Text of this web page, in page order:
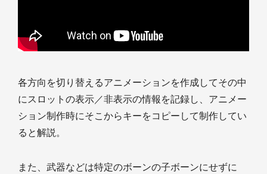
各方向を切り替えるアニメーションを作成してその中
にスロットの表示／非表示の情報を記録し、アニメー
ション制作時にそこからキーをコピーして制作してい
ると解説。
また、武器などは特定のボーンの子ボーンにせずに